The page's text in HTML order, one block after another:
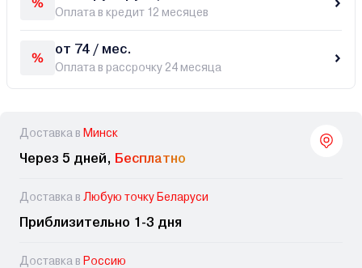
Оплата в кредит 12 месяцев
от 74 / мес.
Оплата в рассрочку 24 месяца
Доставка в Минск
Через 5 дней, Бесплатно
Доставка в Любую точку Беларуси
Приблизительно 1-3 дня
Доставка в Россию